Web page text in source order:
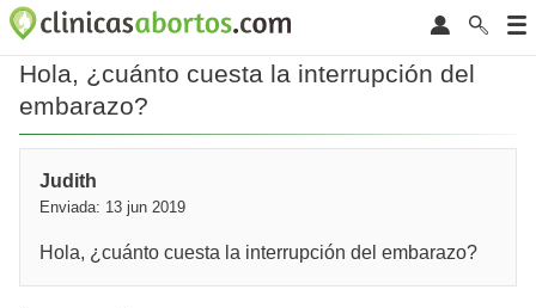
Hola, ¿cuánto cuesta la interrupción del
embarazo?
Judith
Enviada: 13 jun 2019
Hola, ¿cuánto cuesta la interrupción del embarazo?